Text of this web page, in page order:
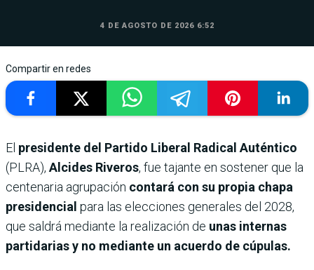
4 DE AGOSTO DE 2026 6:52
Compartir en redes
El presidente del Partido Liberal Radical Auténtico
(PLRA), Alcides Riveros, fue tajante en sostener que la
centenaria agrupación contará con su propia chapa
presidencial para las elecciones generales del 2028,
que saldrá mediante la realización de unas internas
partidarias y no mediante un acuerdo de cúpulas.